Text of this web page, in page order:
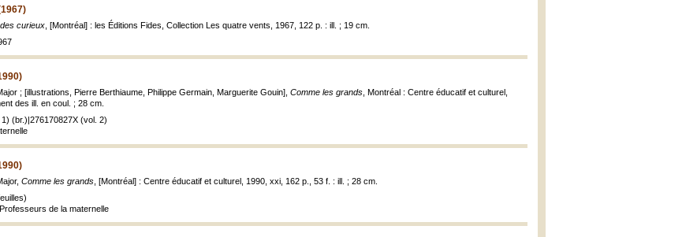
curieux , [Montréal] : les Éditions Fides, Collection Les quatre vents, 1967, 122 p. : ill. ; 19 cm.
; [illustrations, Pierre Berthiaume, Philippe Germain, Marguerite Gouin], Comme les grands , Montréal : Centre éducatif et culturel,
des ill. en coul. ; 28 cm.
(br.)|276170827X (vol. 2)
Comme les grands , [Montréal] : Centre éducatif et culturel, 1990, xxi, 162 p., 53 f. : ill. ; 28 cm.
de la maternelle